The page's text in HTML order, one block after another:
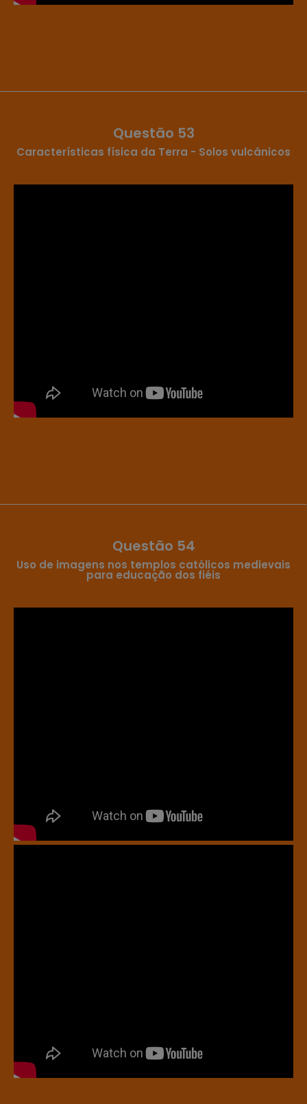
Questão 53
Características física da Terra - Solos vulcânicos
Questão 54
Uso de imagens nos templos católicos medievais
para educação dos fiéis